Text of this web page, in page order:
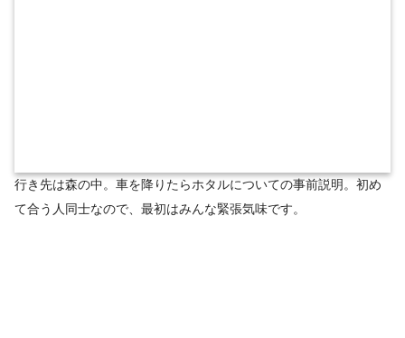
行き先は森の中。車を降りたらホタルについての事前説明。初め
て合う人同士なので、最初はみんな緊張気味です。